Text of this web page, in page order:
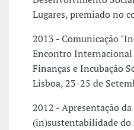
Lugares, premiado no
2013 - Comunicação
Encontro Internacional
Finanças e Incubação
Lisboa, 23-25 de
2012 - Apresentação
(in)sustentabilidade do